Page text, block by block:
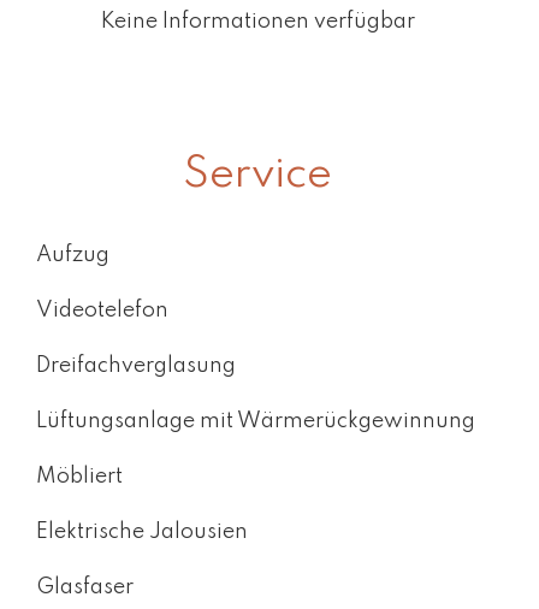
Keine Informationen verfügbar
Service
Aufzug
Videotelefon
Dreifachverglasung
Lüftungsanlage mit Wärmerückgewinnung
Möbliert
Elektrische Jalousien
Glasfaser